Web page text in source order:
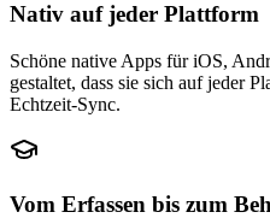
Nativ auf jeder Plattform
Schöne native Apps für iOS,
gestaltet, dass sie sich auf jeder
Echtzeit-Sync.
Vom Erfassen bis zum